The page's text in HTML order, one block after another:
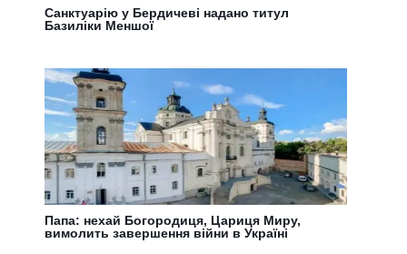
Санктуарію у Бердичеві надано титул
Базиліки Меншої
Папа: нехай Богородиця, Цариця Миру,
вимолить завершення війни в Україні